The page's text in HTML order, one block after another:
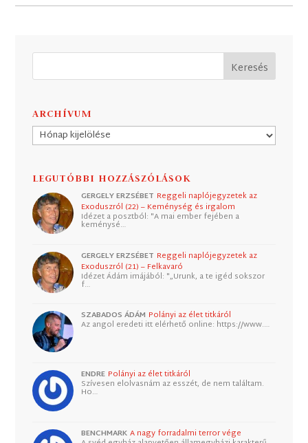
ARCHÍVUM
Archívum
LEGUTÓBBI HOZZÁSZÓLÁSOK
GERGELY ERZSÉBET Reggeli naplójegyzetek az
Exoduszról (22) – Keménység és irgalom
Idézet a posztból: "A mai ember fejében a
keménysé…
GERGELY ERZSÉBET Reggeli naplójegyzetek az
Exoduszról (21) – Felkavaró
Idézet Ádám imájából: "„Urunk, a te igéd sokszor
f…
SZABADOS ÁDÁM Polányi az élet titkáról
Az angol eredeti itt elérhető online: https://www.…
ENDRE Polányi az élet titkáról
Szívesen elolvasnám az esszét, de nem találtam.
Ho…
BENCHMARK A nagy forradalmi terror vége